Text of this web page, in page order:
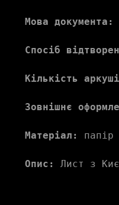
Мова документа:
Спосіб
Кількість
Зовнішнє
Матеріал: папір
Опис: Лист з